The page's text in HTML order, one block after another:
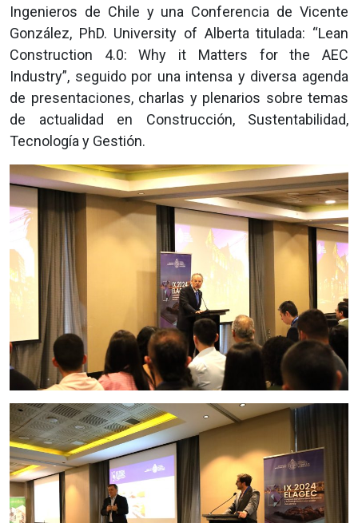
Ingenieros de Chile y una Conferencia de Vicente
González, PhD. University of Alberta titulada: “Lean
Construction 4.0: Why it Matters for the AEC
Industry”, seguido por una intensa y diversa agenda
de presentaciones, charlas y plenarios sobre temas
de actualidad en Construcción, Sustentabilidad,
Tecnología y Gestión.